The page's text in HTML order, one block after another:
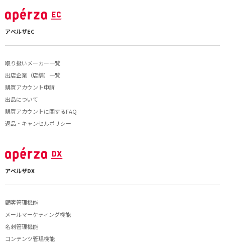
アペルザEC
取り扱いメーカー一覧
出店企業（店舗）一覧
購買アカウント申請
出品について
購買アカウントに関するFAQ
返品・キャンセルポリシー
アペルザDX
顧客管理機能
メールマーケティング機能
名刺管理機能
コンテンツ管理機能